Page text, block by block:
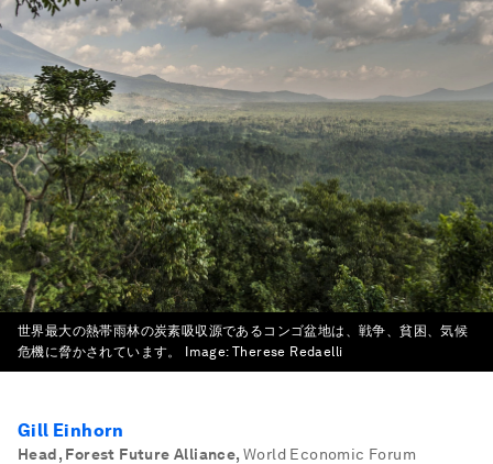
世界最大の熱帯雨林の炭素吸収源であるコンゴ盆地は、戦争、貧困、気候
危機に脅かされています。
Image:Therese Redaelli
Gill Einhorn
Head, Forest Future Alliance, World Economic Forum